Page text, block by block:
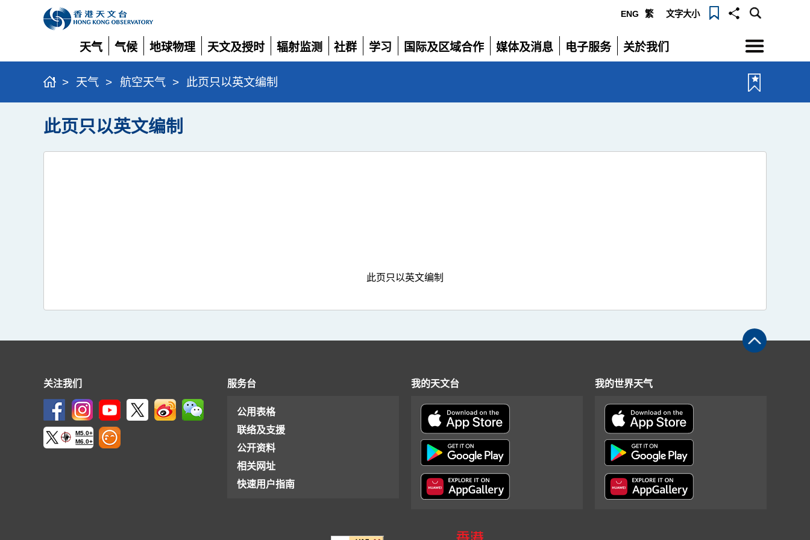
ENG 繁 文字大小
天气
展
开
气候
展
开
地球物理
展
开
天文及授时
展
开
辐射监测
展
开
社群
展
学习
展
国际及区域合作
展
媒体及消息
展
电子服务
展
关於我们
展
选
单
> 天气 > 航空天气 > 此页只以英文编制
此页只以英文编制
此页只以英文编制
关注我们
M5.0+
M6.0+
服务台
公用表格
联络及支援
公开资料
相关网址
快速用户指南
我的天文台 我的世界天气